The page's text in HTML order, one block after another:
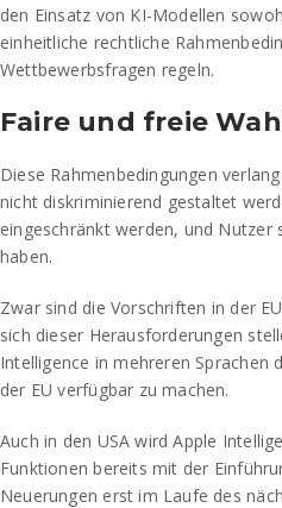
den Einsatz von KI-Modellen
einheitliche rechtliche
Wettbewerbsfragen regeln.
Faire und freie
Diese Rahmenbedingungen
nicht diskriminierend gestaltet
eingeschränkt werden, und Nutzer
haben.
Zwar sind die Vorschriften in der
sich dieser Herausforderungen
Intelligence in mehreren
der EU verfügbar zu machen.
Auch in den USA wird Apple
Funktionen bereits mit der
Neuerungen erst im Laufe des